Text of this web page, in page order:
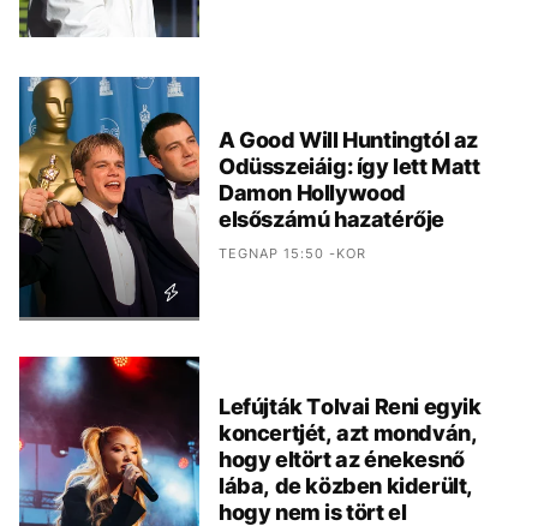
A Good Will Huntingtól az
Odüsszeiáig: így lett Matt
Damon Hollywood
elsőszámú hazatérője
TEGNAP 15:50 -KOR
Lefújták Tolvai Reni egyik
koncertjét, azt mondván,
hogy eltört az énekesnő
lába, de közben kiderült,
hogy nem is tört el